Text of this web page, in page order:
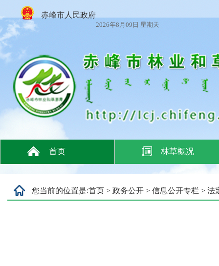
赤峰市人民政府
2026年8月09日 星期天
首页 林草概况
您当前的位置是:首页 > 政务公开 > 信息公开专栏 > 法